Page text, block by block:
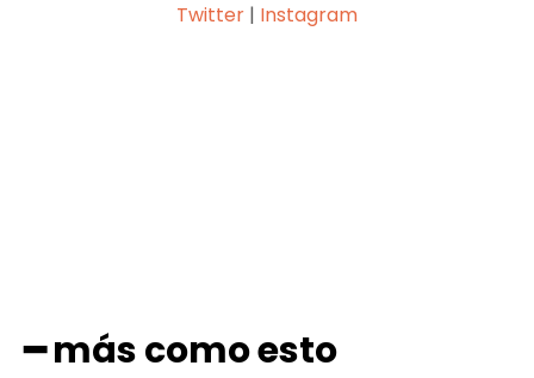
Twitter | Instagram
━ más como esto